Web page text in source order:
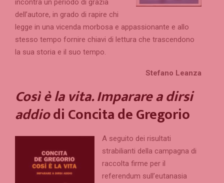
dell’autore, in grado di rapire chi
legge in una vicenda morbosa e appassionante e allo
stesso tempo fornire chiavi di lettura che trascendono
la sua storia e il suo tempo.
Stefano Leanza
Così è la vita. Imparare a dirsi
addiodi Concita de Gregorio
A seguito dei risultati
strabilianti della campagna di
raccolta firme per il
referendum sull’eutanasia